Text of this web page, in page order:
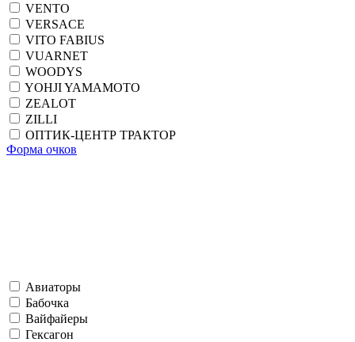
VENTO
VERSACE
VITO FABIUS
VUARNET
WOODYS
YOHJI YAMAMOTO
ZEALOT
ZILLI
ОПТИК-ЦЕНТР ТРАКТОР
Форма очков
Авиаторы
Бабочка
Вайфайеры
Гексагон